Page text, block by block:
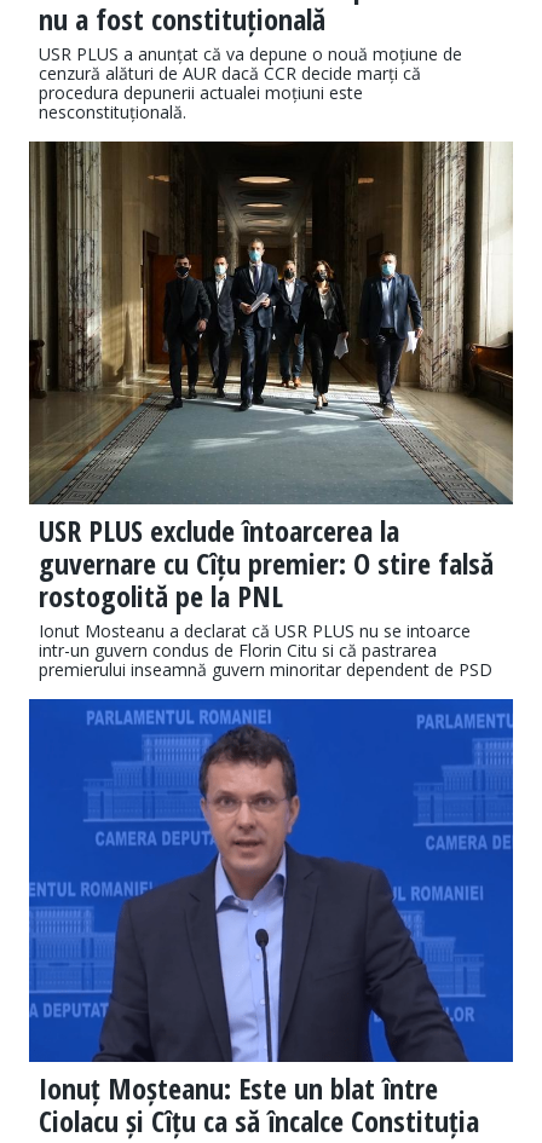
nu a fost constituțională
USR PLUS a anunțat că va depune o nouă moțiune de
cenzură alături de AUR dacă CCR decide marți că
procedura depunerii actualei moțiuni este
nesconstituțională.
USR PLUS exclude întoarcerea la
guvernare cu Cîțu premier: O stire falsă
rostogolită pe la PNL
Ionut Mosteanu a declarat că USR PLUS nu se intoarce
intr-un guvern condus de Florin Citu si că pastrarea
premierului inseamnă guvern minoritar dependent de PSD
Ionuț Moșteanu: Este un blat între
Ciolacu și Cîțu ca să încalce Constituția